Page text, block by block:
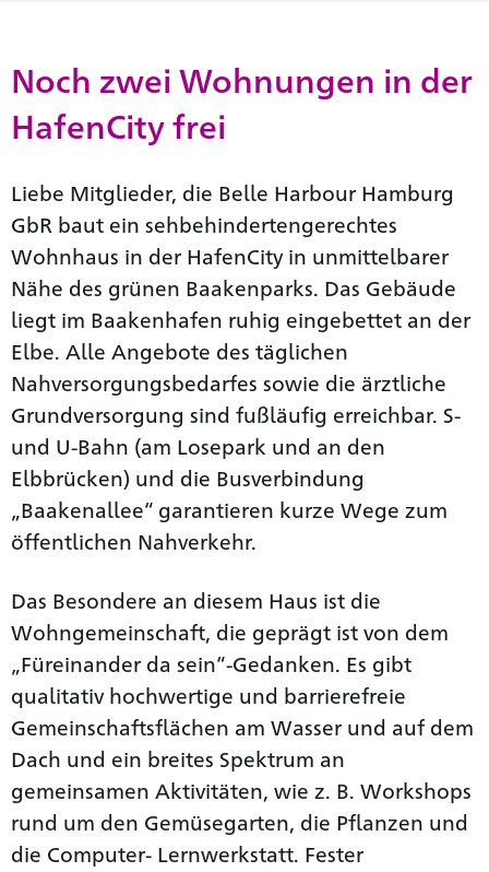
Noch zwei Wohnungen in der
HafenCity frei
Liebe Mitglieder, die Belle Harbour Hamburg
GbR baut ein sehbehindertengerechtes
Wohnhaus in der HafenCity in unmittelbarer
Nähe des grünen Baakenparks. Das Gebäude
liegt im Baakenhafen ruhig eingebettet an der
Elbe. Alle Angebote des täglichen
Nahversorgungsbedarfes sowie die ärztliche
Grundversorgung sind fußläufig erreichbar. S-
und U-Bahn (am Losepark und an den
Elbbrücken) und die Busverbindung
„Baakenallee“ garantieren kurze Wege zum
öffentlichen Nahverkehr.
Das Besondere an diesem Haus ist die
Wohngemeinschaft, die geprägt ist von dem
„Füreinander da sein“-Gedanken. Es gibt
qualitativ hochwertige und barrierefreie
Gemeinschaftsflächen am Wasser und auf dem
Dach und ein breites Spektrum an
gemeinsamen Aktivitäten, wie z. B. Workshops
rund um den Gemüsegarten, die Pflanzen und
die Computer- Lernwerkstatt. Fester